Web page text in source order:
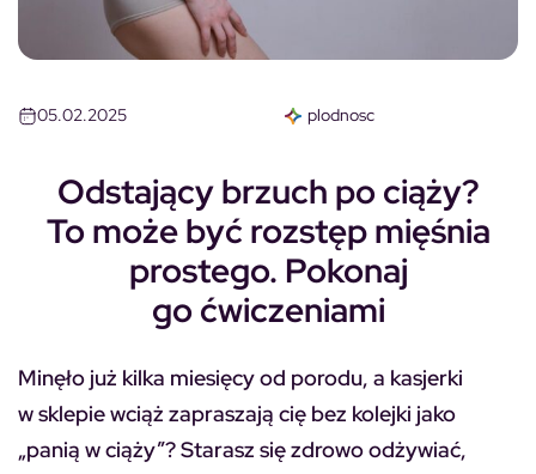
05.02.2025 plodnosc
Odstający brzuch po ciąży?
To może być rozstęp mięśnia
prostego. Pokonaj
go ćwiczeniami
Minęło już kilka miesięcy od porodu, a kasjerki
w sklepie wciąż zapraszają cię bez kolejki jako
„panią w ciąży”? Starasz się zdrowo odżywiać,